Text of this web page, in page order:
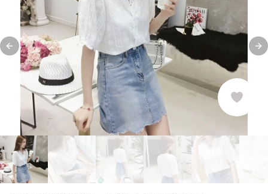
Previous slide